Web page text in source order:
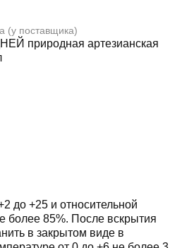
(у поставщика)
природная артезианская
до +25 и относительной
более 85%. После вскрытия
в закрытом виде в